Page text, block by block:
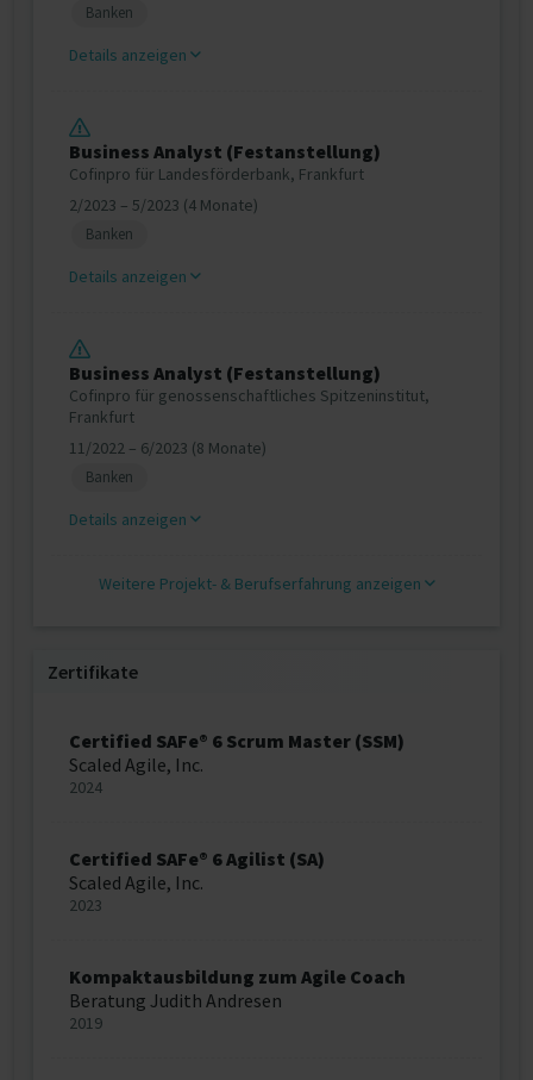
Banken
Details anzeigen
Business Analyst (Festanstellung)
Cofinpro für Landesförderbank, Frankfurt
2/2023 – 5/2023 (4 Monate)
Banken
Details anzeigen
Business Analyst (Festanstellung)
Cofinpro für genossenschaftliches Spitzeninstitut,
Frankfurt
11/2022 – 6/2023 (8 Monate)
Banken
Details anzeigen
Weitere Projekt‐ & Berufserfahrung anzeigen
Zertifikate
Certified SAFe® 6 Scrum Master (SSM)
Scaled Agile, Inc.
2024
Certified SAFe® 6 Agilist (SA)
Scaled Agile, Inc.
2023
Kompaktausbildung zum Agile Coach
Beratung Judith Andresen
2019